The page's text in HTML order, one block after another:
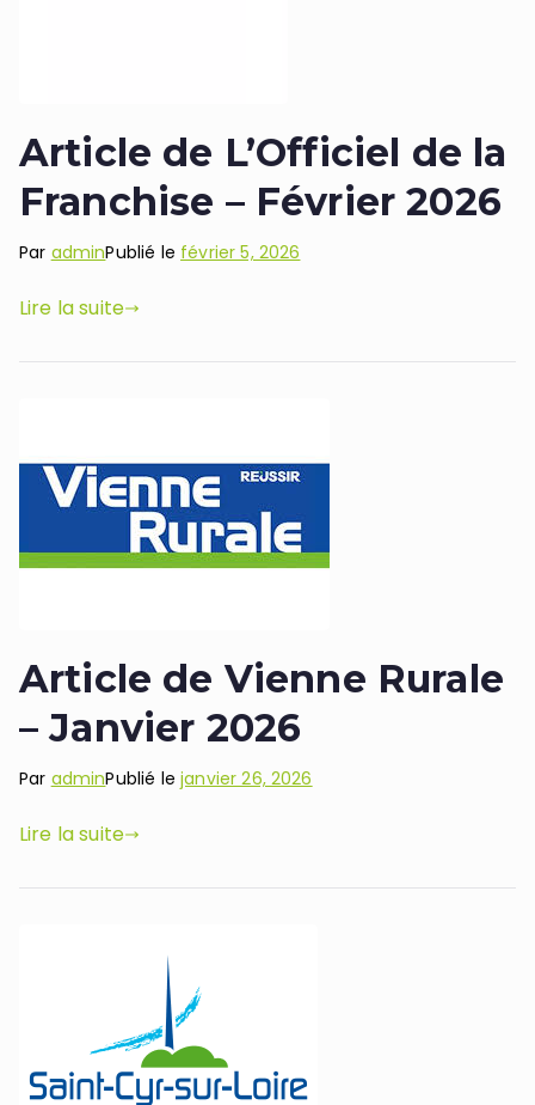
Article de L’Officiel de la
Franchise – Février 2026
Par adminPublié le février 5, 2026
Lire la suite
Article de Vienne Rurale
– Janvier 2026
Par adminPublié lejanvier 26, 2026
Lire la suite